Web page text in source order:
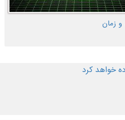
زمان
خواهد کرد